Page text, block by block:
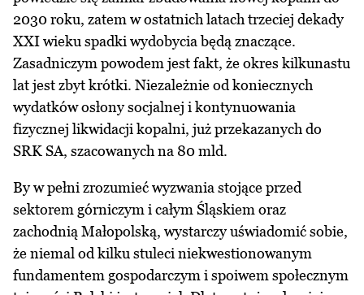
2030 roku, zatem w ostatnich latach trzeciej dekady
XXI wieku spadki wydobycia będą znaczące.
Zasadniczym powodem jest fakt, że okres kilkunastu
lat jest zbyt krótki. Niezależnie od koniecznych
wydatków osłony socjalnej i kontynuowania
fizycznej likwidacji kopalni, już przekazanych do
SRK SA, szacowanych na 80 mld.
By w pełni zrozumieć wyzwania stojące przed
sektorem górniczym i całym Śląskiem oraz
zachodnią Małopolską, wystarczy uświadomić sobie,
że niemal od kilku stuleci niekwestionowanym
fundamentem gospodarczym i spoiwem społecznym